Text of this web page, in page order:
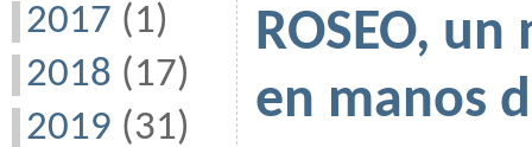
2017 (1)
2018 (17)
2019 (31)
ROSEO,
en manos